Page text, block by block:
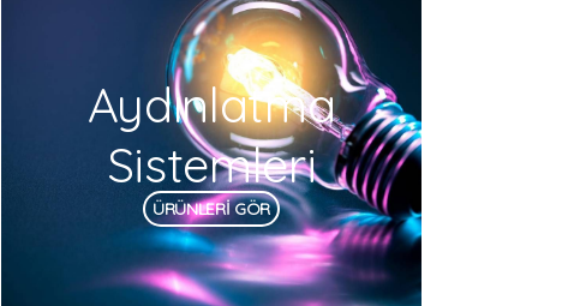
Aydınlatma
Sistemleri
ÜRÜNLERİ GÖR